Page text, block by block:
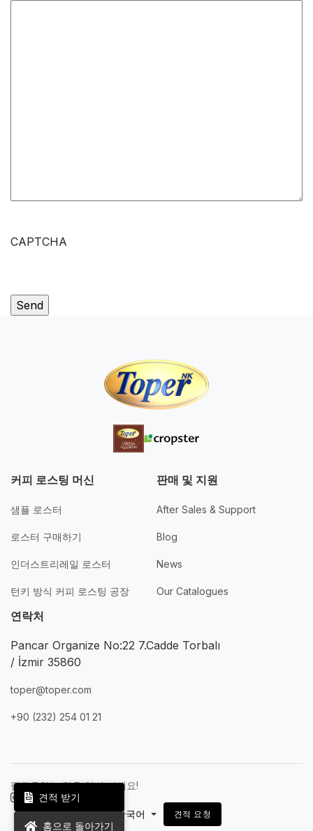
CAPTCHA
커피 로스팅 머신
샘플 로스터
로스터 구매하기
인더스트리레일 로스터
턴키 방식 커피 로스팅 공장
판매 및 지원
After Sales & Support
Blog
News
Our Catalogues
연락처
Pancar Organize No:22 7.Cadde Torbalı
/ İzmir 35860
toper@toper.com
+90 (232) 254 01 21
팔로우하는 것을 잊지 마세요!
한국어 견적 요청
견적 받기
홈으로 돌아가기